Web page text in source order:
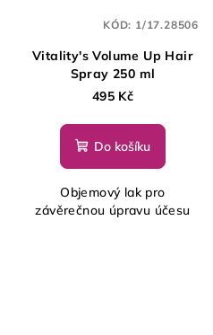
Vitality's Volume Up Hair
Spray 250 ml
495 Kč
Do košíku
Objemový lak pro
závěrečnou úpravu účesu
KÓD: 1/17.28506